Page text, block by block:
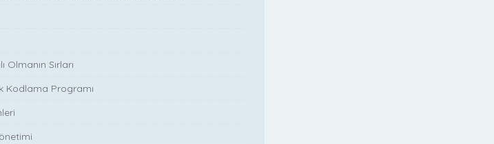
Olmanın Sırları
Kodlama Programı